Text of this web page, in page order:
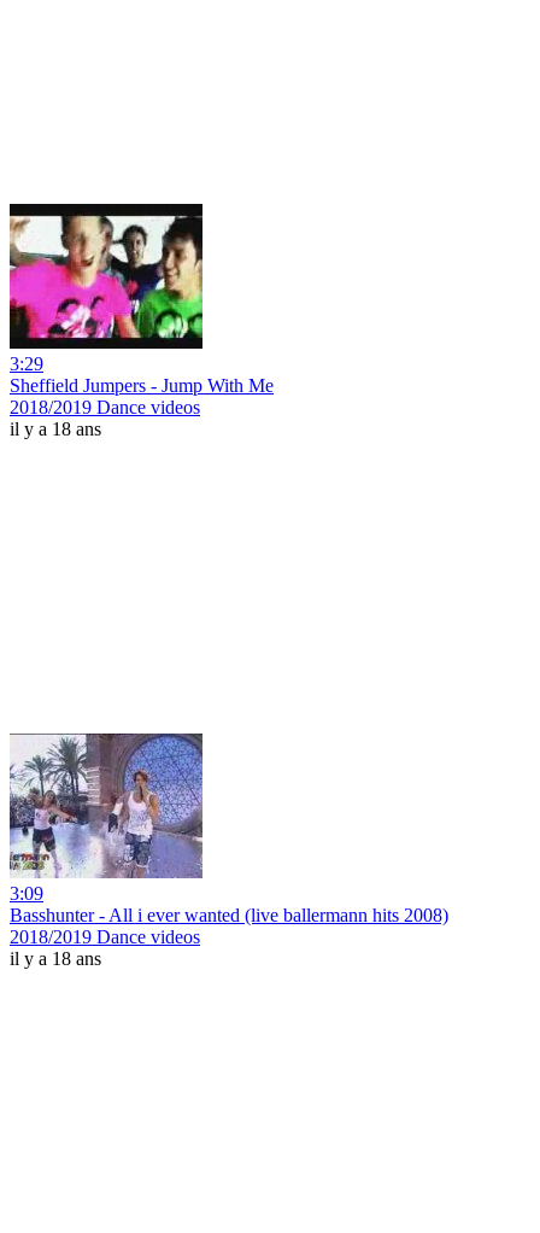
3:29
Sheffield Jumpers - Jump With Me
2018/2019 Dance videos
il y a 18 ans
3:09
Basshunter - All i ever wanted (live ballermann hits 2008)
2018/2019 Dance videos
il y a 18 ans